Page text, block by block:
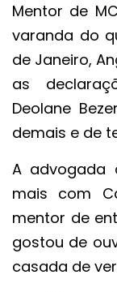
Mentor de
varanda do
de Janeiro,
as
Deolane
demais e de
A advogada
mais com
mentor de
gostou de
casada de